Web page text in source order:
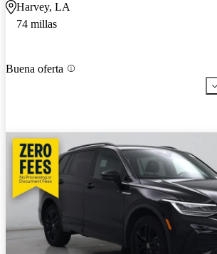
Harvey, LA
74 millas
Buena oferta